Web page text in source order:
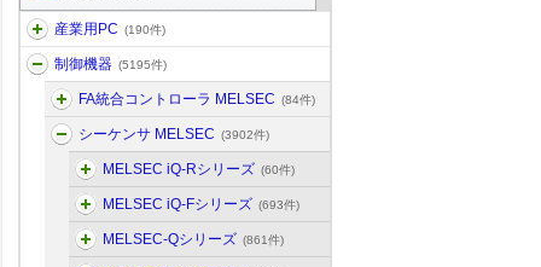
産業用PC (190件)
制御機器 (5195件)
FA統合コントローラ MELSEC (84件)
シーケンサ MELSEC (3902件)
MELSEC iQ-Rシリーズ (60件)
MELSEC iQ-Fシリーズ (693件)
MELSEC-Qシリーズ (861件)